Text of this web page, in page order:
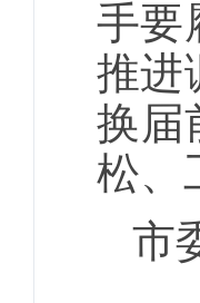
手要
推进
换届
松、
市